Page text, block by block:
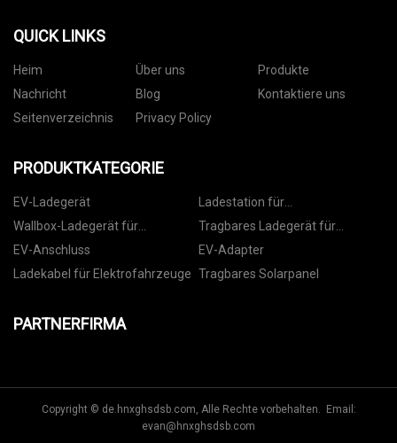
QUICK LINKS
Heim Über uns
Produkte
Nachricht
Blog
Kontaktiere uns
Seitenverzeichnis
Privacy Policy
PRODUKTKATEGORIE
EV-Ladegerät
Ladestation für
Elektrofahrzeuge
Wallbox-Ladegerät für
Elektrofahrzeuge
Tragbares Ladegerät für
Elektrofahrzeuge
EV-Anschluss
EV-Adapter
Ladekabel für Elektrofahrzeuge Tragbares Solarpanel
PARTNERFIRMA
Copyright © de.hnxghsdsb.com, Alle Rechte vorbehalten. Email:
evan@hnxghsdsb.com